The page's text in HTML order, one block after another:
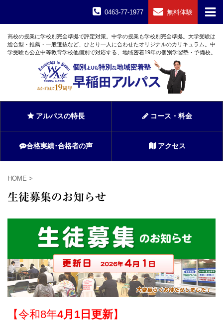
無料体験
0463-77-1977
高校の授業に学校別完全準拠で評定対策。中学の授業も学校別完全準拠。大学受験は
総合型・推薦・一般選抜など、ひとり一人に合わせたオリジナルのカリキュラム。中
学受験も公立中等教育学校他個別で対応する、地域密着19年の個別学習塾・予備校。
アルパスの特長 コース・料金
合格実績･合格者の声 アクセス
HOME >
生徒募集のお知らせ
【令和8年4月1日更新】